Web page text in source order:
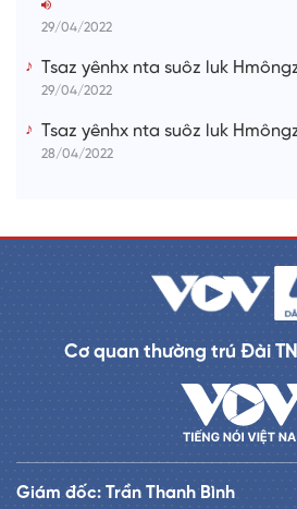
29/04/2022
Tsaz yênhx nta suôz luk
29/04/2022
Tsaz yênhx nta suôz luk
28/04/2022
Cơ quan thường trú Đài
Giám đốc: Trần Thanh Bình